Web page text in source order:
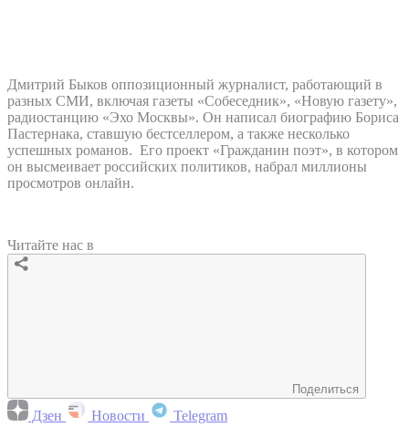
Дмитрий Быков оппозиционный журналист, работающий в
разных СМИ, включая газеты «Собеседник», «Новую газету»,
радиостанцию «Эхо Москвы». Он написал биографию Бориса
Пастернака, ставшую бестселлером, а также несколько
успешных романов. Его проект «Гражданин поэт», в котором
он высмеивает российских политиков, набрал миллионы
просмотров онлайн.
Читайте нас в
Поделиться
Дзен Новости Telegram